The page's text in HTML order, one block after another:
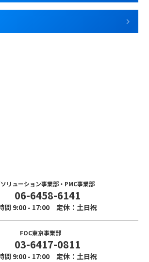
リューション事業部・PMC事業部
06-6458-6141
間 9:00 - 17:00 定休：土日祝
FOC東京事業部
03-6417-0811
間 9:00 - 17:00 定休：土日祝